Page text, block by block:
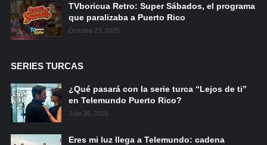
TVboricua Retro: Super Sábados, el programa
que paralizaba a Puerto Rico
Octubre 23, 2025
SERIES TURCAS
¿Qué pasará con la serie turca “Lejos de ti”
en Telemundo Puerto Rico?
Julio 26, 2026
Eres mi luz llega a Telemundo: cadena